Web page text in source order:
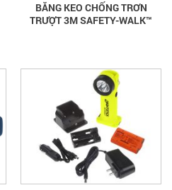
BĂNG KEO CHỐNG TRƠN
TRƯỢT 3M SAFETY-WALK™